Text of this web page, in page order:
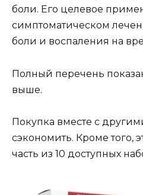
боли. Его целевое
симптоматическом
боли и воспаления на
Полный перечень
выше.
Покупка вместе с
сэкономить. Кроме того,
часть из 10 доступных